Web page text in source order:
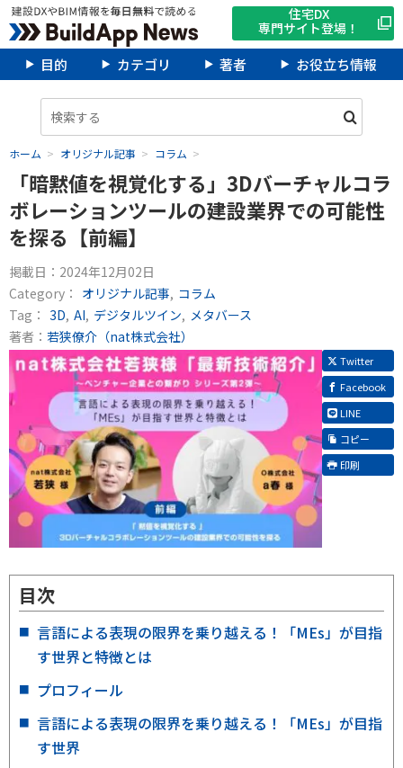
住宅DX
専門サイト登場！
目的 カテゴリ 著者 お役立ち情報
ホーム オリジナル記事 コラム
「暗黙値を視覚化する」3Dバーチャルコラ
ボレーションツールの建設業界での可能性
を探る【前編】
掲載日： 2024年12月02日
Category： オリジナル記事 コラム
Tag： 3D AI デジタルツイン
メタバース
著者： 若狭僚介（nat株式会社）
Twitter
Facebook
LINE
コピー
印刷
目次
言語による表現の限界を乗り越える！「MEs」が目指
す世界と特徴とは
プロフィール
言語による表現の限界を乗り越える！「MEs」が目指
す世界